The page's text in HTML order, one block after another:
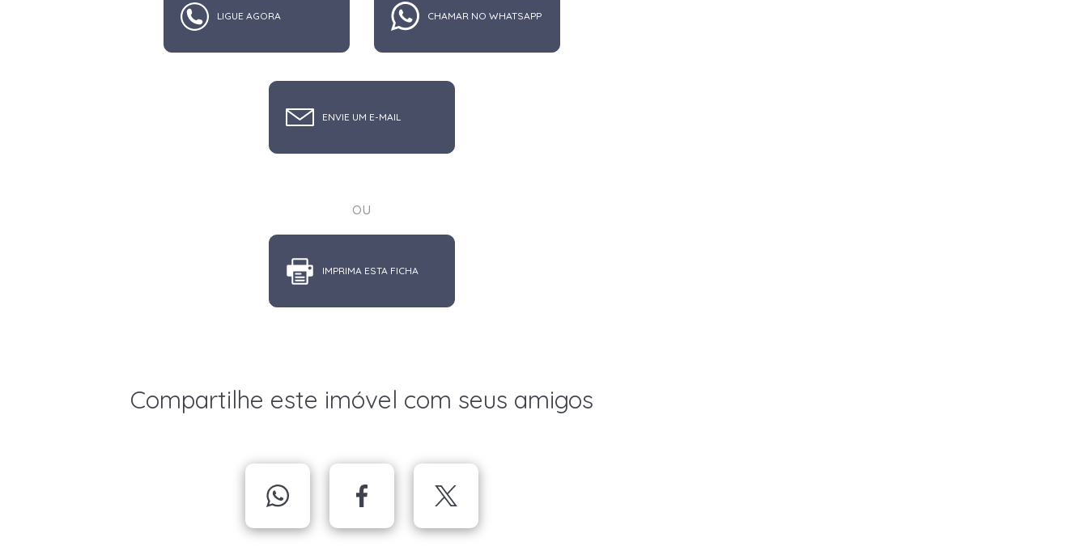
LIGUE AGORA CHAMAR NO WHATSAPP
ENVIE UM E-MAIL
ou
IMPRIMA ESTA FICHA
Compartilhe este imóvel com seus amigos